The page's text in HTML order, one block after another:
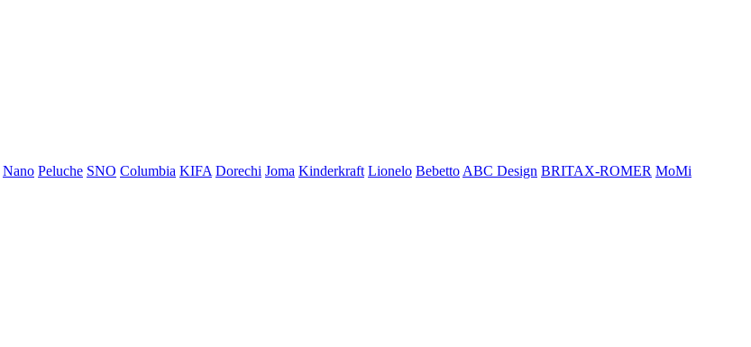
Nano Peluche SNO Columbia KIFA Dorechi Joma Kinderkraft Lionelo Bebetto ABC Design BRITAX-ROMER MoMi